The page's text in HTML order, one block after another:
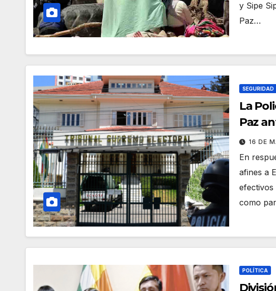
y Sipe
Paz…
SEGURIDAD
La
Paz
16 DE
En
afines a
efectivos
como
POLÍTICA